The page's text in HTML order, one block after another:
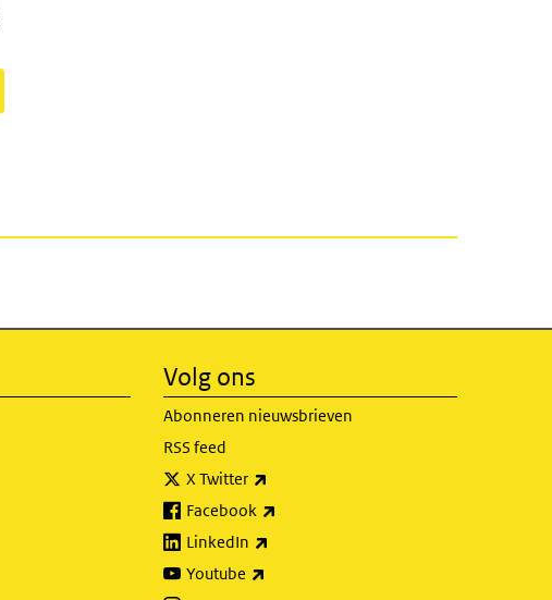
Volg ons
Abonneren nieuwsbrieven
RSS feed
X Twitter
Facebook
LinkedIn
Youtube